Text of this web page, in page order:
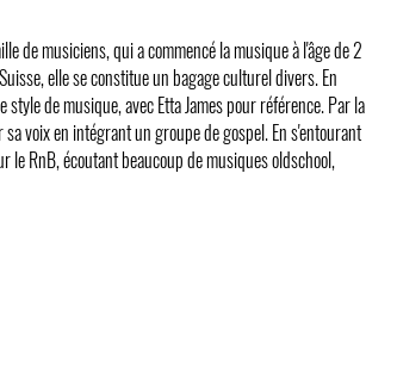
de musiciens, qui a commencé la musique à l'âge de 2
elle se constitue un bagage culturel divers. En
de musique, avec Etta James pour référence. Par la
voix en intégrant un groupe de gospel. En s'entourant
le RnB, écoutant beaucoup de musiques oldschool,